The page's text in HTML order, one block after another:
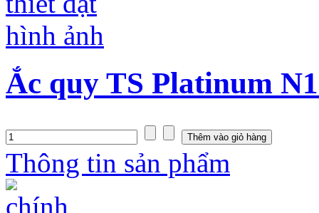
Ắc quy TS Platinum
Thông tin sản phẩm